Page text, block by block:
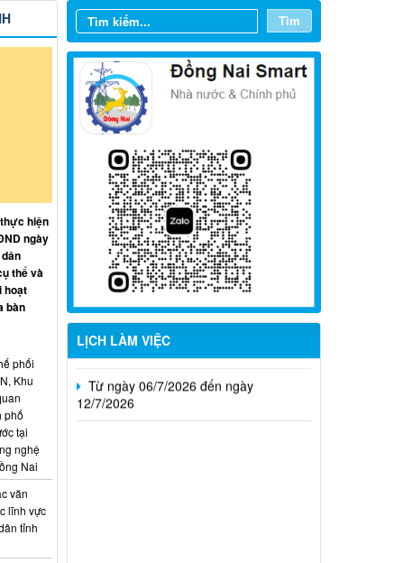
Tìm
LỊCH LÀM VIỆC
Từ ngày 03/8/2026 đến ngày
09/8/2026
Từ ngày 27/7/2026 đến ngày
02/8/2026
Từ ngày 20/7/2026 đến ngày
26/7/2026
Từ ngày 13/7/2026 đến ngày
18/7/2026
Từ ngày 06/7/2026 đến ngày
12/7/2026
hiện
ngày
thể và
hoạt
bàn
phối
Khu
phố
tại
nghệ
Nai
văn
lĩnh vực
tỉnh